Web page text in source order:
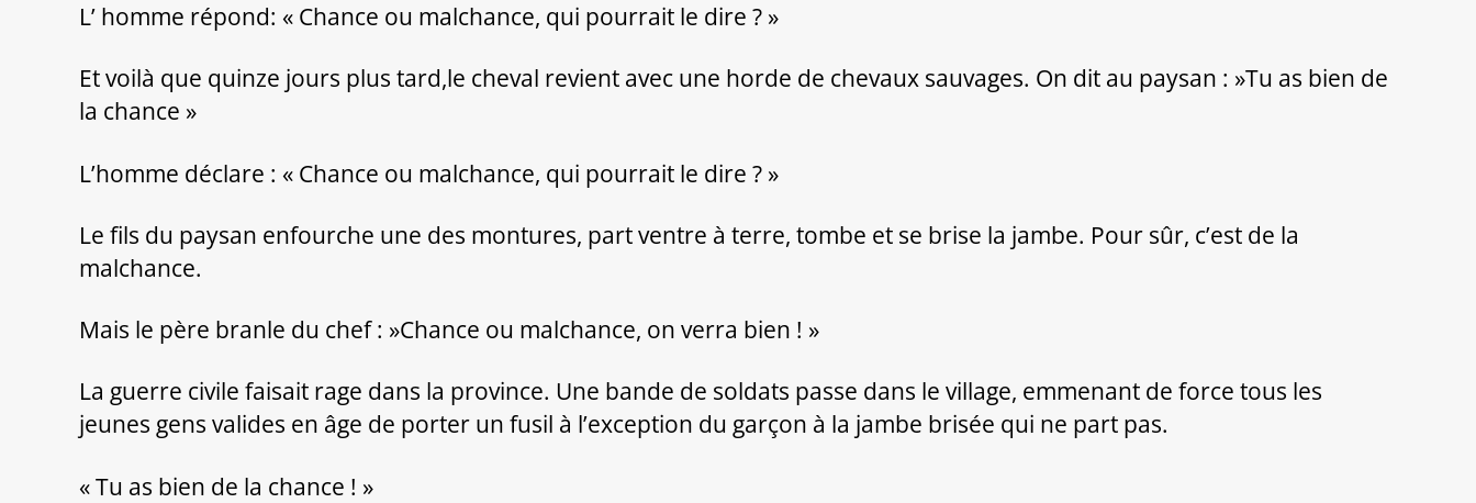
L’ homme répond: « Chance ou malchance, qui pourrait le dire ? »
Et voilà que quinze jours plus tard,le cheval revient avec une horde de chevaux sauvages. On dit au paysan : »Tu as bien de
la chance »
L’homme déclare : « Chance ou malchance, qui pourrait le dire ? »
Le fils du paysan enfourche une des montures, part ventre à terre, tombe et se brise la jambe. Pour sûr, c’est de la
malchance.
Mais le père branle du chef : »Chance ou malchance, on verra bien ! »
La guerre civile faisait rage dans la province. Une bande de soldats passe dans le village, emmenant de force tous les
jeunes gens valides en âge de porter un fusil à l’exception du garçon à la jambe brisée qui ne part pas.
« Tu as bien de la chance ! »